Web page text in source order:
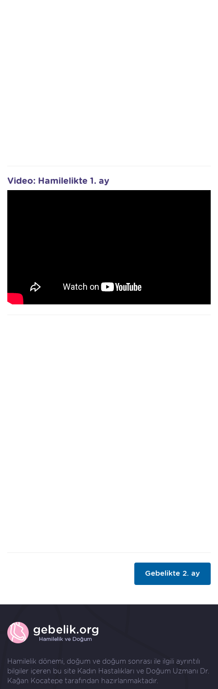
Video: Hamilelikte 1. ay
Gebelikte 2. ay
Hamilelik dönemi, doğum ve doğum sonrası ile ilgili ayrıntılı
bilgiler içeren bu site Kadın Hastalıkları ve Doğum Uzmanı Dr.
Kağan Kocatepe tarafından hazırlanmaktadır.